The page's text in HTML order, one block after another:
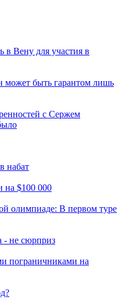
в Вену для участия в
может быть гарантом лишь
с Сержем
набат
на $100 000
олимпиаде: В первом туре
- не сюрприз
пограничниками на